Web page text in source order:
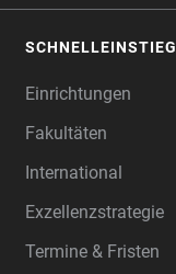
SCHNELLEINSTIEG
Einrichtungen
Fakultäten
International
Exzellenzstrategie
Termine & Fristen